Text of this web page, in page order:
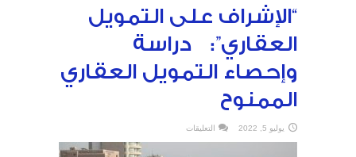
“الإشراف على التمويل
العقاري”: دراسة
وإحصاء التمويل العقاري
الممنوح
يوليو 5, 2022 التعليقات
على